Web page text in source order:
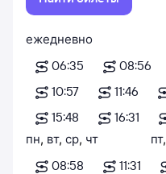
ежедневно
06:35
08:56
10:57
11:46
15:48
16:31
пн, вт, ср, чт
08:58
11:31
пт,